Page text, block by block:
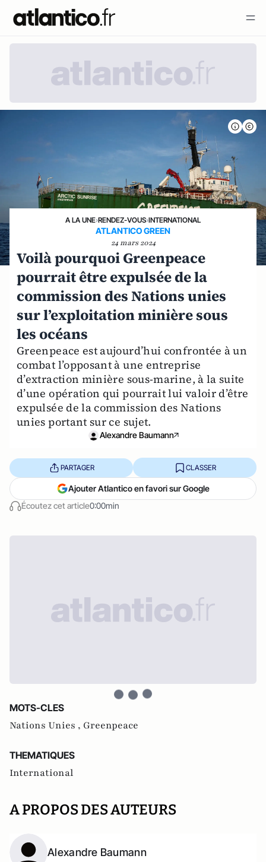
A LA UNE›RENDEZ-VOUS›INTERNATIONAL
ATLANTICO GREEN
24 mars 2024
Voilà pourquoi Greenpeace
pourrait être expulsée de la
commission des Nations unies
sur l’exploitation minière sous
les océans
Greenpeace est aujourd’hui confrontée à un
combat l’opposant à une entreprise
d’extraction minière sous-marine, à la suite
d’une opération qui pourrait lui valoir d’être
expulsée de la commission des Nations
unies portant sur ce sujet.
Alexandre Baumann
Écoutez cet article0:00min
PARTAGER CLASSER
Ajouter Atlantico en favori sur Google
MOTS-CLES
Nations Unies , Greenpeace
THEMATIQUES
International
A PROPOS DES AUTEURS
Alexandre Baumann